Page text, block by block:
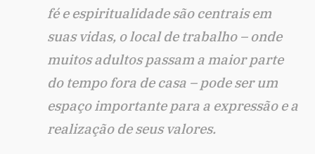
fé e espiritualidade são centrais em
suas vidas, o local de trabalho – onde
muitos adultos passam a maior parte
do tempo fora de casa – pode ser um
espaço importante para a expressão e a
realização de seus valores.